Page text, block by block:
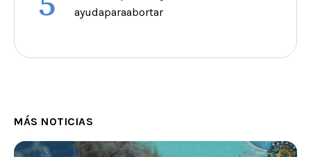
ayudaparaabortar
MÁS NOTICIAS